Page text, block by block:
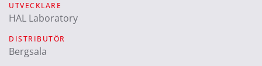
UTVECKLARE
HAL Laboratory
DISTRIBUTÖR
Bergsala